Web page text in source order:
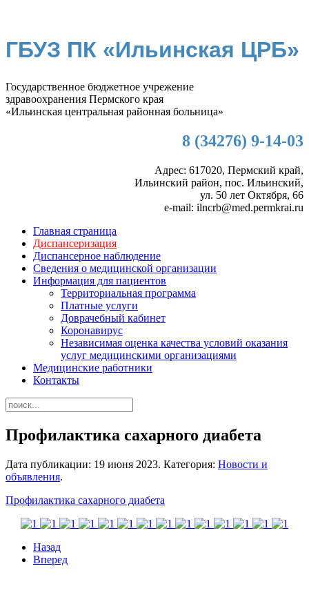
ГБУЗ ПК «Ильинская ЦРБ»
Государственное бюджетное учрежение
здравоохранения Пермского края
«Ильинская центральная районная больница»
8 (34276) 9-14-03
Адрес: 617020, Пермский край,
Ильинский район, пос. Ильинский,
ул. 50 лет Октября, 66
e-mail: ilncrb@med.permkrai.ru
Главная страница
Диспансеризация
Диспансерное наблюдение
Сведения о медицинской организации
Информация для пациентов
Территориальная программа
Платные услуги
Доврачебный кабинет
Коронавирус
Независимая оценка качества условий оказания
услуг медицинскими организациями
Медицинские работники
Контакты
Профилактика сахарного диабета
Дата публикации: 19 июня 2023. Категория: Новости и
объявления.
Профилактика сахарного диабета
Назад
Вперед